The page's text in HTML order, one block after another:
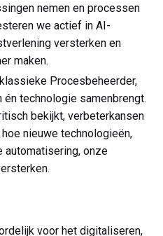
nemen en processen
we actief in AI-
versterken en
maken.
Procesbeheerder,
technologie samenbrengt.
bekijkt, verbeterkansen
nieuwe technologieën,
automatisering, onze
voor het digitaliseren,